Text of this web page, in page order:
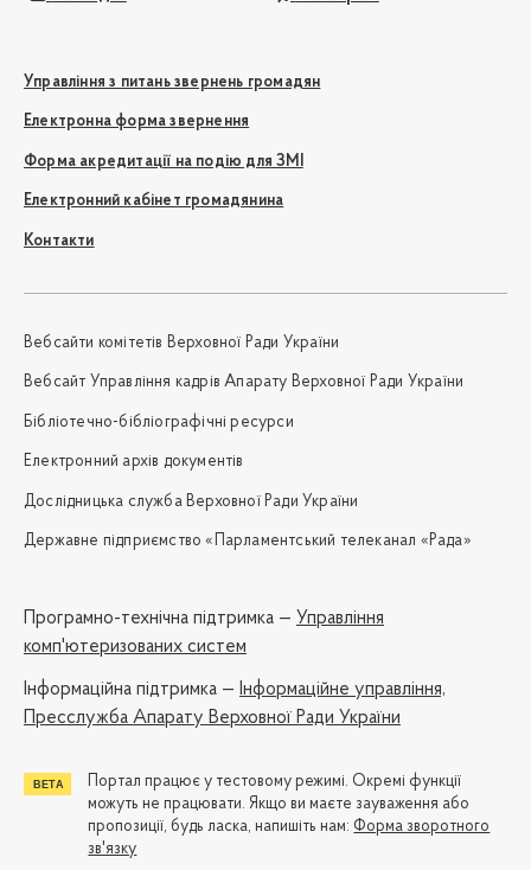
Управління з питань звернень громадян
Електронна форма звернення
Форма акредитації на подію для ЗМІ
Електронний кабінет громадянина
Контакти
Вебсайти комітетів Верховної Ради України
Вебсайт Управління кадрів Апарату Верховної Ради України
Бібліотечно-бібліографічні ресурси
Електронний архів документів
Дослідницька служба Верховної Ради України
Державне підприємство «Парламентський телеканал «Рада»
Програмно-технічна підтримка — Управління
комп'ютеризованих систем
Iнформаційна підтримка — Інформаційне управління,
Пресслужба Апарату Верховної Ради України
Портал працює у тестовому режимі. Окремі функції
можуть не працювати. Якщо ви маєте зауваження або
пропозиції, будь ласка, напишіть нам: Форма зворотного
зв'язку